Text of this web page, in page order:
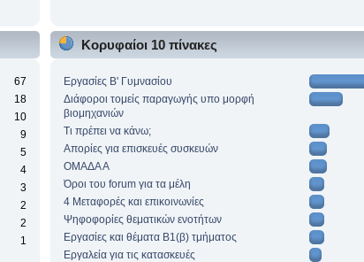
67
18
10
9
5
4
3
2
2
1
Κορυφαίοι 10 πίνακες
Eργασίες Β' Γυμνασίου
Διάφοροι τομείς παραγωγής υπο μορφή
βιομηχανιών
Τι πρέπει να κάνω;
Απορίες για επισκευές συσκευών
ΟΜΑΔΑ Α
Όροι του forum για τα μέλη
4 Μεταφορές και επικοινωνίες
Ψηφοφορίες θεματικών ενοτήτων
Εργασίες και θέματα Β1(β) τμήματος
Εργαλεία για τις κατασκευές